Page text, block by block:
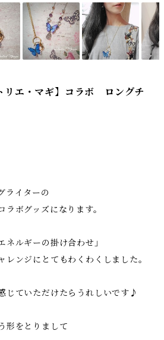
リエ・マギ】コラボ ロングチ
ライターの
ボグッズになります。
ネルギーの掛け合わせ」
レンジにとてもわくわくしました。
じていただけたらうれしいです♪
形をとりまして